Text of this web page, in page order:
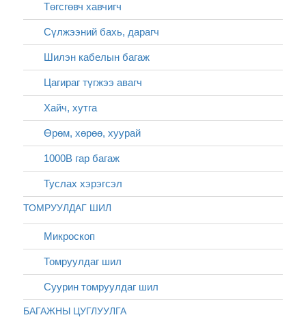
Төгсгөвч хавчигч
Сүлжээний бахь, дарагч
Шилэн кабелын багаж
Цагираг түгжээ авагч
Хайч, хутга
Өрөм, хөрөө, хуурай
1000В гар багаж
Туслах хэрэгсэл
ТОМРУУЛДАГ ШИЛ
Микроскоп
Томруулдаг шил
Суурин томруулдаг шил
БАГАЖНЫ ЦУГЛУУЛГА